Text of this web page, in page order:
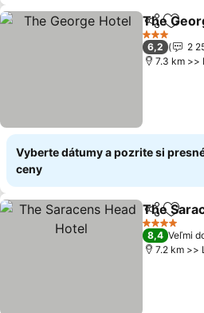
Zdieľať
The
3 Počet
6,2
2
7.3 km >>
Vyberte dátumy a pozrite si
ceny
Zdieľať
The
4 Počet
8,4 Veľmi
7.2 km >>